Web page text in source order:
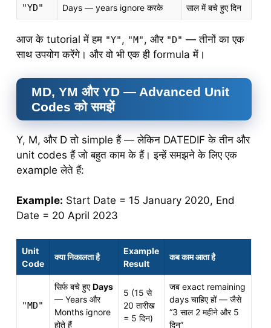
"YD" Days — years ignore करके साल में बचे हुए दिन
आज के tutorial में हम "Y", "M", और "D" — तीनों का एक
साथ उपयोग करेंगे। और वो भी एक ही formula में।
MD, YM और YD — Advanced Unit
Codes को समझें
Y, M, और D तो simple हैं — लेकिन DATEDIF के तीन और
unit codes हैं जो बहुत काम के हैं। इन्हें समझने के लिए एक
example लेते हैं:
Example: Start Date = 15 January 2020, End
Date = 20 April 2023
Unit
Code
क्या निकालता है
Example
Result
कब काम आता है
"MD"
सिर्फ बचे हुएDays
— Years और
Months ignore
होते हैं
5 (15 से
20 तारीख
= 5 दिन)
जब exact remaining
days चाहिए हों — जैसे
“3 साल 2 महीने और 5
दिन”